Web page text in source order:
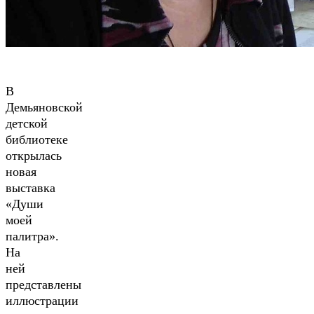
В
Демьяновской
детской
библиотеке
открылась
новая
выставка
«Души
моей
палитра».
На
ней
представлены
иллюстрации